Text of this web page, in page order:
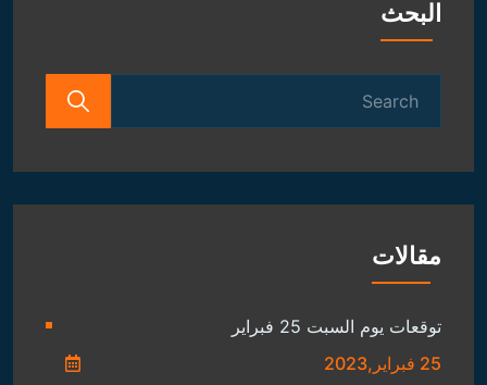
البحث
مقالات
توقعات يوم السبت 25 فبراير
25 فبراير,2023